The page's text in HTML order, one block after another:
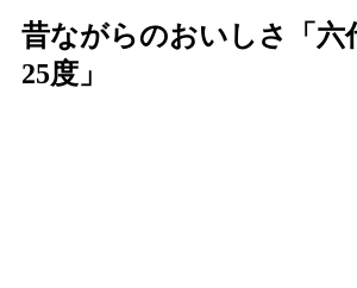
昔ながらのおいしさ「六
25度」